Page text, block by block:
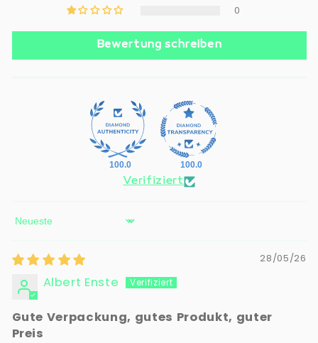
0
Bewertung schreiben
100.0 100.0
Verifiziert
Sort by
28/05/26
Albert Enste
Gute Verpackung, gutes Produkt, guter
Preis